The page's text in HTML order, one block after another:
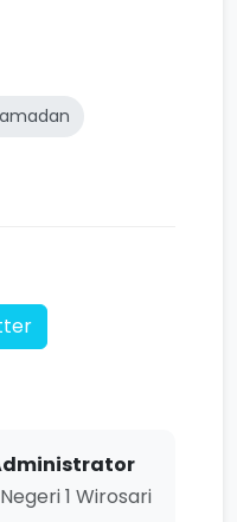
1 Wirosari